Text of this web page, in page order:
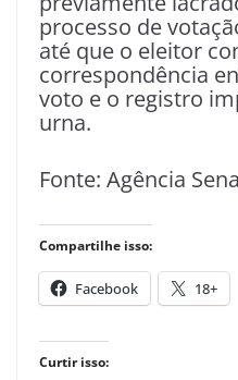
processo de
até que o eleitor
correspondência
voto e o registro
urna.
Fonte: Agência
Compartilhe isso:
Facebook 18+
Curtir isso: